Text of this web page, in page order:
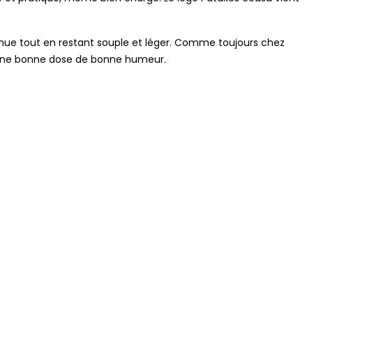
tout en restant souple et léger. Comme toujours chez
bonne dose de bonne humeur.